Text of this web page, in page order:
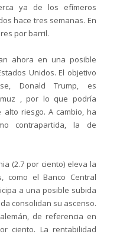
ya de los efímeros
hace tres semanas. En
por barril.
ahora en una posible
Unidos. El objetivo
Donald Trump, es
, por lo que podría
riesgo. A cambio, ha
contrapartida, la de
(2.7 por ciento) eleva la
como el Banco Central
a una posible subida
consolidan su ascenso.
de referencia en
ciento. La rentabilidad